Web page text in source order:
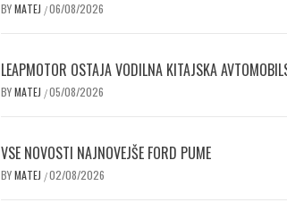
BYMATEJ /06/08/2026
LEAPMOTOR OSTAJA VODILNA KITAJSKA
BYMATEJ /05/08/2026
VSE NOVOSTI NAJNOVEJŠE FORD PUME
BYMATEJ /02/08/2026